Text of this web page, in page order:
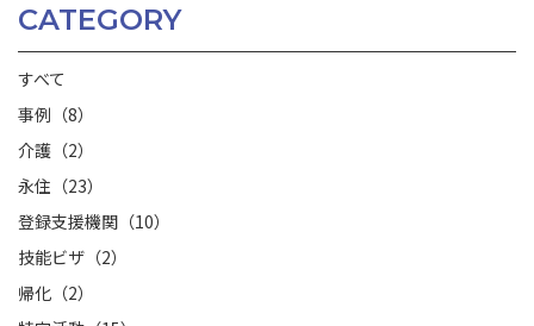
CATEGORY
すべて
事例（8）
介護（2）
永住（23）
登録支援機関（10）
技能ビザ（2）
帰化（2）